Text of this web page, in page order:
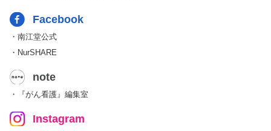
Facebook
・南江堂公式
・NurSHARE
note
・『がん看護』編集室
Instagram